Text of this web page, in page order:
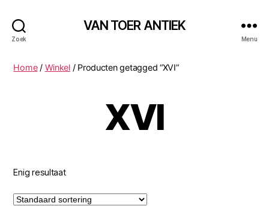
Zoek
VAN TOER ANTIEK
Menu
Home/ Winkel/ Producten getagged “XVI”
XVI
Enig resultaat